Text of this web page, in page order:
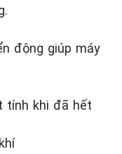
động giúp máy
tính khi đã hết